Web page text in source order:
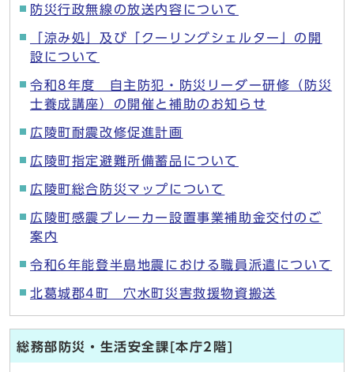
防災行政無線の放送内容について
「涼み処」及び「クーリングシェルター」の開
設について
令和8年度 自主防犯・防災リーダー研修（防災
士養成講座）の開催と補助のお知らせ
広陵町耐震改修促進計画
広陵町指定避難所備蓄品について
広陵町総合防災マップについて
広陵町感震ブレーカー設置事業補助金交付のご
案内
令和6年能登半島地震における職員派遣について
北葛城郡4町 穴水町災害救援物資搬送
総務部防災・生活安全課[本庁2階]